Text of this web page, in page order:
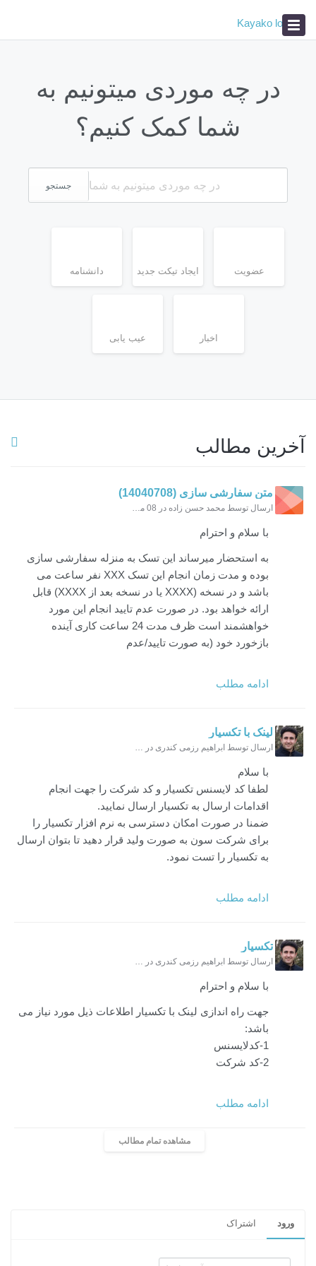
اخبار
در چه موردی میتونیم به
شما کمک کنیم؟
جستجو
عضویت ایجاد تیکت جدید دانشنامه
اخبار عیب یابی
ورود اشتراک
آخرین مطالب
متن سفارشی سازی (14040708)
با سلام و احترام
به استحضار میرساند این تسک به منزله سفارشی سازی
بوده و مدت زمان انجام این تسک XXX نفر ساعت می
باشد و در نسخه (XXXX یا در نسخه بعد از XXXX) قابل
ارائه خواهد بود. در صورت عدم تایید انجام این مورد
خواهشمند است ظرف مدت 24 ساعت کاری آینده
بازخورد خود (به صورت تایید/عدم
ادامه مطلب
لینک با تکسیار
با سلام
لطفا کد لایسنس تکسیار و کد شرکت را جهت انجام
اقدامات ارسال به تکسیار ارسال نمایید.
ضمنا در صورت امکان دسترسی به نرم افزار تکسیار را
برای شرکت سون به صورت ولید قرار دهید تا بتوان ارسال
به تکسیار را تست نمود.
ادامه مطلب
تکسیار
با سلام و احترام
جهت راه اندازی لینک با تکسیار اطلاعات ذیل مورد نیاز می
باشد:
1-کدلایسنس
2-کد شرکت
ادامه مطلب
مشاهده تمام مطالب